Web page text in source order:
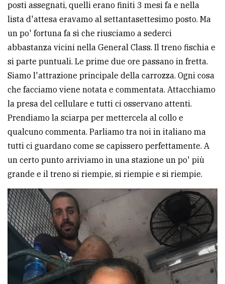
posti assegnati, quelli erano finiti 3 mesi fa e nella
lista d'attesa eravamo al settantasettesimo posto. Ma
un po' fortuna fa sì che riusciamo a sederci
abbastanza vicini nella General Class. Il treno fischia e
si parte puntuali. Le prime due ore passano in fretta.
Siamo l'attrazione principale della carrozza. Ogni cosa
che facciamo viene notata e commentata. Attacchiamo
la presa del cellulare e tutti ci osservano attenti.
Prendiamo la sciarpa per mettercela al collo e
qualcuno commenta. Parliamo tra noi in italiano ma
tutti ci guardano come se capissero perfettamente. A
un certo punto arriviamo in una stazione un po' più
grande e il treno si riempie, si riempie e si riempie.